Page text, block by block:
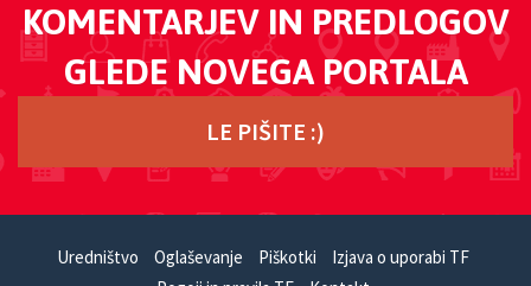
KOMENTARJEV IN PREDLOGOV
GLEDE NOVEGA PORTALA
LE PIŠITE :)
Uredništvo Oglaševanje Piškotki
Izjava o uporabi TF